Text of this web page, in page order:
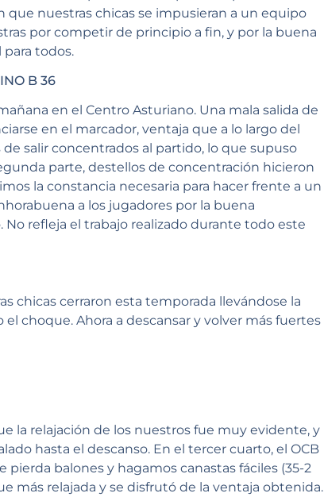
que nuestras chicas se impusieran a un equipo
por competir de principio a fin, y por la buena
todos.
B 36
en el Centro Asturiano. Una mala salida de
en el marcador, ventaja que a lo largo del
salir concentrados al partido, lo que supuso
parte, destellos de concentración hicieron
la constancia necesaria para hacer frente a un
a los jugadores por la buena
refleja el trabajo realizado durante todo este
chicas cerraron esta temporada llevándose la
choque. Ahora a descansar y volver más fuertes
la relajación de los nuestros fue muy evidente, y
hasta el descanso. En el tercer cuarto, el OCB
balones y hagamos canastas fáciles (35-2
más relajada y se disfrutó de la ventaja obtenida.